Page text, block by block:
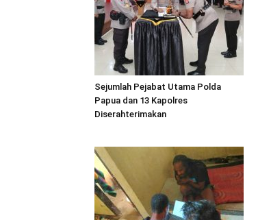
Sejumlah Pejabat Utama Polda
Papua dan 13 Kapolres
Diserahterimakan